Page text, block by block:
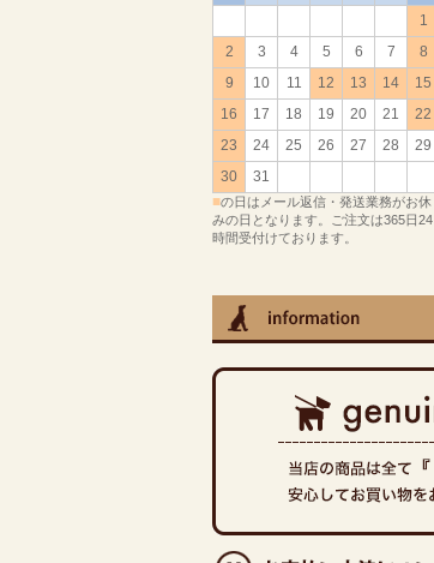
1
2
3 4 5 6 7
8
9
10 11 12 13 14
15
16
17 18 19 20 21
22
23
24 25 26 27 28
29
30
31
■の日はメール返信・発送業務がお休
みの日となります。ご注文は365日24
時間受付けております。